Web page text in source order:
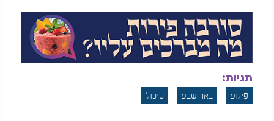
תגיות:
פיגוע באר שבע סיכול